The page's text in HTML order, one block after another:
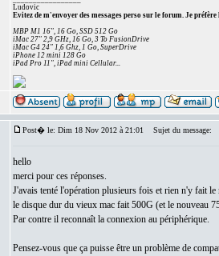
Ludovic
Evitez de m'envoyer des messages perso sur le forum. Je préfère
MBP M1 16", 16 Go, SSD 512 Go
iMac 27" 2,9 GHz, 16 Go, 3 To FusionDrive
iMac G4 24" 1,6 Ghz, 1 Go, SuperDrive
iPhone 12 mini 128 Go
iPad Pro 11", iPad mini Cellular...
Post� le: Dim 18 Nov 2012 à 21:01 Sujet du message:
hello
merci pour ces réponses.
J'avais tenté l'opération plusieurs fois et rien n'y fait
le disque dur du vieux mac fait 500G (et le nouveau
Par contre il reconnaît la connexion au périphérique.
Pensez-vous que ça puisse être un problème de